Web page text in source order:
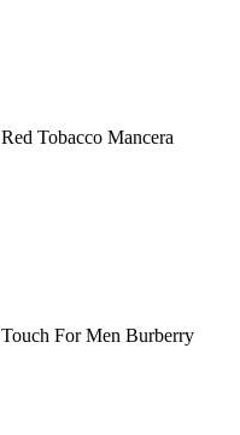
Red Tobacco Mancera
Touch For Men Burberry